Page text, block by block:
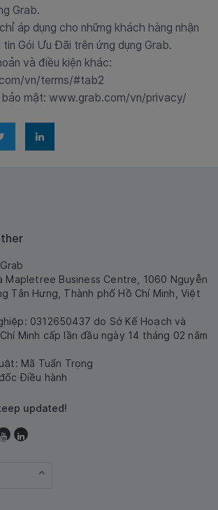
Grab.
áp dụng cho những khách hàng nhận
Gói Ưu Đãi trên ứng dụng Grab.
và điều kiện khác:
vn/terms/#tab2
bảo mật: www.grab.com/vn/privacy/
Mapletree Business Centre, 1060 Nguyễn
Tân Hưng, Thành phố Hồ Chí Minh, Việt
0312650437 do Sở Kế Hoạch và
Minh cấp lần đầu ngày 14 tháng 02 năm
Mã Tuấn Trọng
Điều hành
updated!